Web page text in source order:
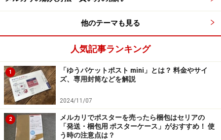
ドアウトしてしまうユーザーもいます。最終的には購入
者がキャンセル手続きをするので金銭的な問題は起きま
せんが、やはり正直に説明するのがマナーではないでし
ょうか。
■個人情報を得るための出品だった（わざと発送しな
い）
ほとんどの取引はルールにそった正式なものという前提
ですが、相手の個人情報を得るために出品をするという
他のテーマも見る
人気記事ランキング
1
「ゆうパケットポスト mini」とは？ 料金やサイ
ズ、専用封筒などを解説
2024/11/07
2
メルカリでポスターを売ったら梱包はセリアの
「発送・梱包用 ポスターケース」がおすすめ！ 使
う時の注意点は？